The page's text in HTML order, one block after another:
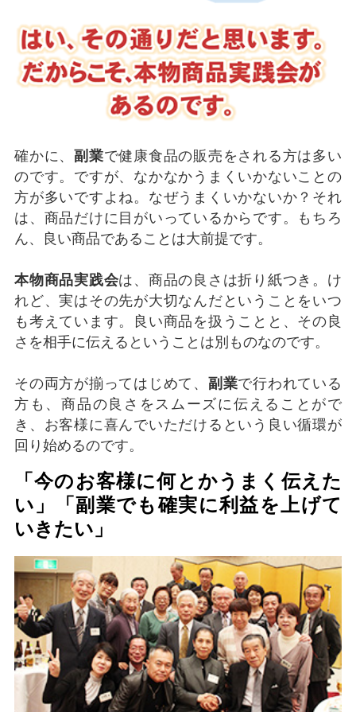
確かに、副業で健康食品の販売をされる方は多い
のです。ですが、なかなかうまくいかないことの
方が多いですよね。なぜうまくいかないか？それ
は、商品だけに目がいっているからです。もちろ
ん、良い商品であることは大前提です。
本物商品実践会は、商品の良さは折り紙つき。け
れど、実はその先が大切なんだということをいつ
も考えています。良い商品を扱うことと、その良
さを相手に伝えるということは別ものなのです。
その両方が揃ってはじめて、 副業で行われている
方も、商品の良さをスムーズに伝えることがで
き、お客様に喜んでいただけるという良い循環が
回り始めるのです。
「今のお客様に何とかうまく伝えた
い」「副業でも確実に利益を上げて
いきたい」